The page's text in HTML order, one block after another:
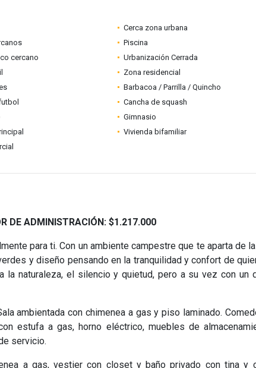
Cerca zona urbana
Piscina
cercano
Urbanización Cerrada
Zona residencial
Barbacoa / Parrilla / Quincho
Cancha de squash
Gimnasio
Vivienda bifamiliar
DE ADMINISTRACIÓN: $1.217.000
para ti. Con un ambiente campestre que te aparta de
y diseño pensando en la tranquilidad y confort de
la naturaleza, el silencio y quietud, pero a su vez con un
ambientada con chimenea a gas y piso laminado.
estufa a gas, horno eléctrico, muebles de
servicio.
a gas, vestier con closet y baño privado con tina y